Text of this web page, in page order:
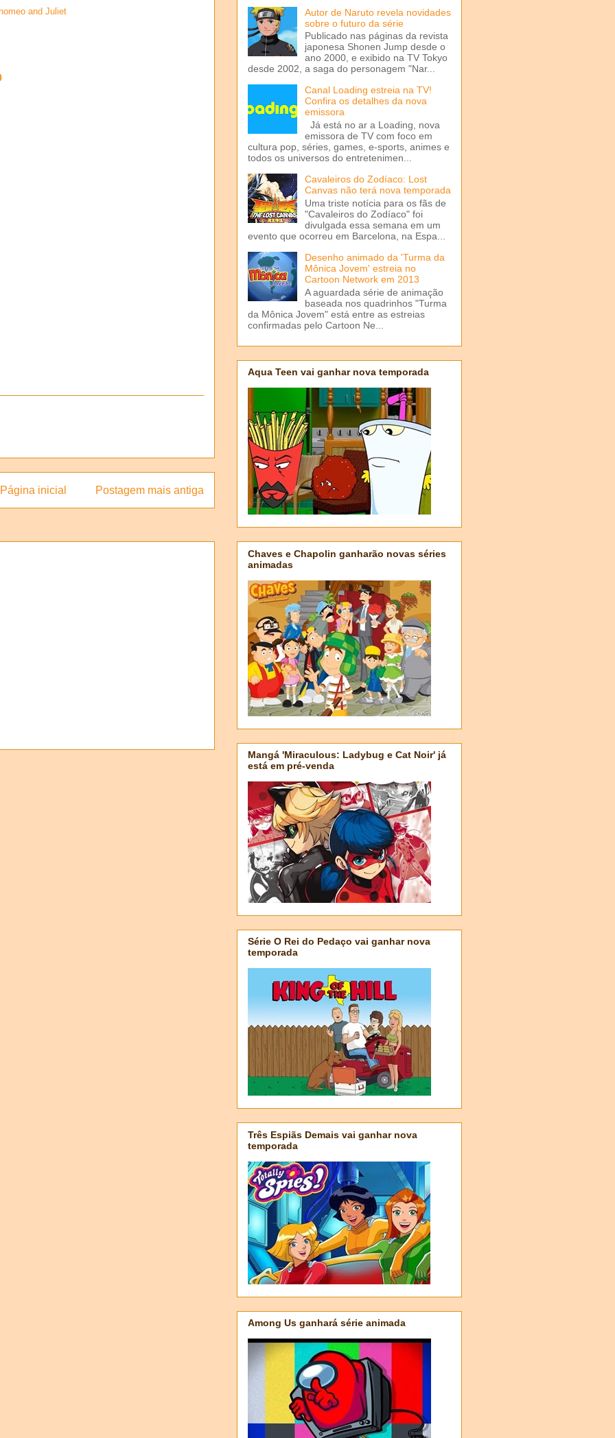
and Juliet
Postagem mais antiga
Página inicial
Autor de Naruto revela novidades
sobre o futuro da série
Publicado nas páginas da revista
japonesa Shonen Jump desde o
ano 2000, e exibido na TV Tokyo
desde 2002, a saga do personagem "Nar...
Canal Loading estreia na TV!
Confira os detalhes da nova
emissora
Já está no ar a Loading, nova
emissora de TV com foco em
cultura pop, séries, games, e-sports, animes e
todos os universos do entretenimen...
Cavaleiros do Zodíaco: Lost
Canvas não terá nova temporada
Uma triste notícia para os fãs de
"Cavaleiros do Zodíaco" foi
divulgada essa semana em um
evento que ocorreu em Barcelona, na Espa...
Desenho animado da 'Turma da
Mônica Jovem' estreia no
Cartoon Network em 2013
A aguardada série de animação
baseada nos quadrinhos "Turma
da Mônica Jovem" está entre as estreias
confirmadas pelo Cartoon Ne...
Aqua Teen vai ganhar nova temporada
Chaves e Chapolin ganharão novas séries
animadas
Mangá 'Miraculous: Ladybug e Cat Noir' já
está em pré-venda
Série O Rei do Pedaço vai ganhar nova
temporada
Três Espiãs Demais vai ganhar nova
temporada
Among Us ganhará série animada